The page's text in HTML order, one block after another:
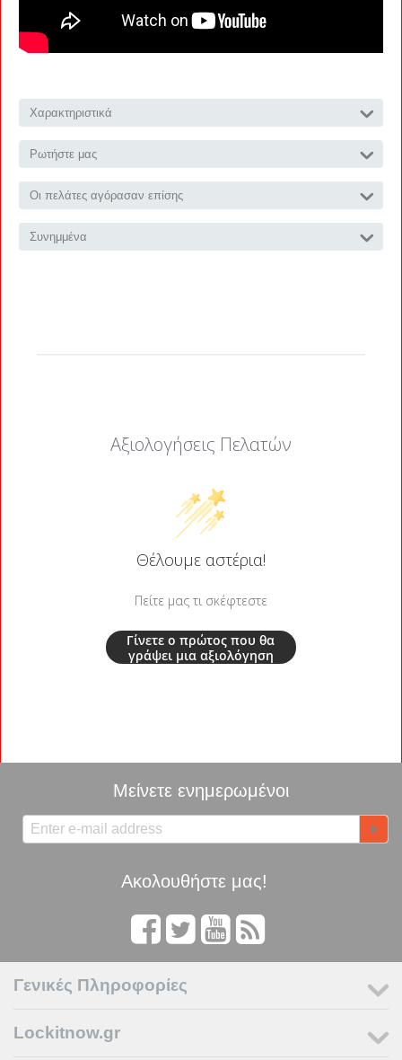
Χαρακτηριστικά
Ρωτήστε μας
Οι πελάτες αγόρασαν επίσης
Συνημμένα
Αξιολογήσεις Πελατών
Θέλουμε αστέρια!
Πείτε μας τι σκέφτεστε
Γίνετε ο πρώτος που θα
γράψει μια αξιολόγηση
Μείνετε ενημερωμένοι
Ακολουθήστε μας!
Γενικές Πληροφορίες
Lockitnow.gr